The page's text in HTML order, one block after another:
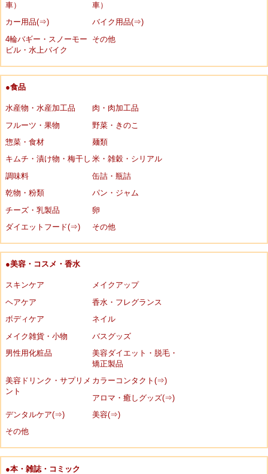
車）
車）
カー用品(⇒)
バイク用品(⇒)
4輪バギー・スノーモー
ビル・水上バイク
その他
●食品
水産物・水産加工品
肉・肉加工品
フルーツ・果物
野菜・きのこ
惣菜・食材
麺類
キムチ・漬け物・梅干し 米・雑穀・シリアル
調味料
缶詰・瓶詰
乾物・粉類
パン・ジャム
チーズ・乳製品
卵
ダイエットフード(⇒)
その他
●美容・コスメ・香水
スキンケア
メイクアップ
ヘアケア
香水・フレグランス
ボディケア
ネイル
メイク雑貨・小物
バスグッズ
男性用化粧品
美容ダイエット・脱毛・
矯正製品
美容ドリンク・サプリメ
ント
カラーコンタクト(⇒)
アロマ・癒しグッズ(⇒)
デンタルケア(⇒)
美容(⇒)
その他
●本・雑誌・コミック